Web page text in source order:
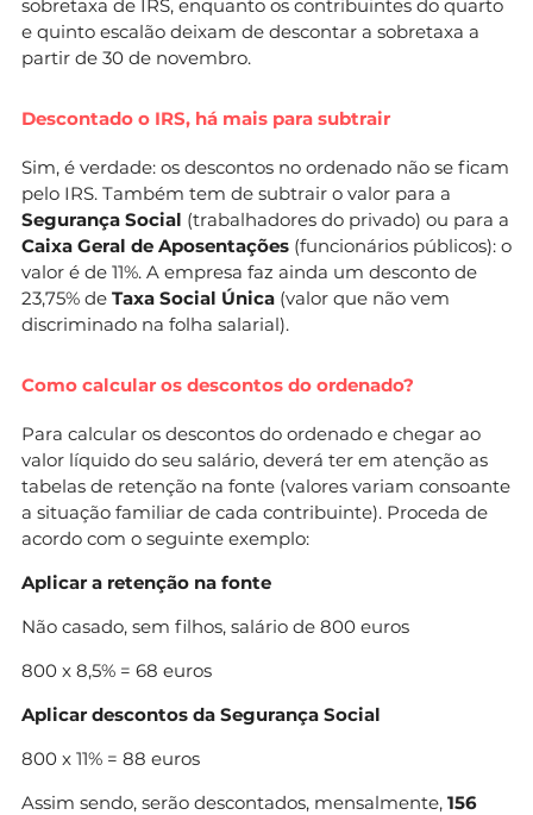
sobretaxa de IRS, enquanto os contribuintes do quarto
e quinto escalão deixam de descontar a sobretaxa a
partir de 30 de novembro.
Descontado o IRS, há mais para subtrair
Sim, é verdade: os descontos no ordenado não se ficam
pelo IRS. Também tem de subtrair o valor para a
Segurança Social (trabalhadores do privado) ou para a
Caixa Geral de Aposentações (funcionários públicos): o
valor é de 11%. A empresa faz ainda um desconto de
23,75% de Taxa Social Única (valor que não vem
discriminado na folha salarial).
Como calcular os descontos do ordenado?
Para calcular os descontos do ordenado e chegar ao
valor líquido do seu salário, deverá ter em atenção as
tabelas de retenção na fonte (valores variam consoante
a situação familiar de cada contribuinte). Proceda de
acordo com o seguinte exemplo:
Aplicar a retenção na fonte
Não casado, sem filhos, salário de 800 euros
800 x 8,5% = 68 euros
Aplicar descontos da Segurança Social
800 x 11% = 88 euros
Assim sendo, serão descontados, mensalmente, 156